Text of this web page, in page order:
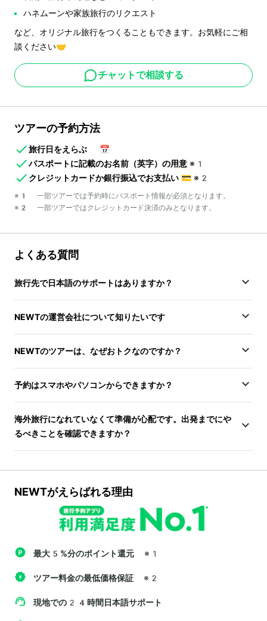
ハネムーンや家族旅行のリクエスト
など、オリジナル旅行をつくることもできます。お気軽にご相
談ください🤝
チャットで相談する
ツアーの予約方法
旅行日をえらぶ
📅
パスポートに記載のお名前（英字）の用意 ※1
クレジットカードか銀行振込でお支払い 💳 ※2
※1 一部ツアーでは予約時にパスポート情報が必須となります。
※2 一部ツアーではクレジットカード決済のみとなります。
よくある質問
旅行先で日本語のサポートはありますか？
NEWTの運営会社について知りたいです
NEWTのツアーは、なぜおトクなのですか？
予約はスマホやパソコンからできますか？
海外旅行になれていなくて準備が心配です。出発までにや
るべきことを確認できますか？
NEWTがえらばれる理由
最大5%分のポイント還元 ※1
ツアー料金の最低価格保証 ※2
現地での24時間日本語サポート